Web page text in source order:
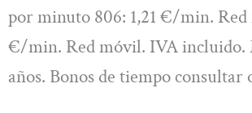
por minuto 806: 1,21 €/min. Red
€/min. Red móvil. IVA incluido.
años. Bonos de tiempo consultar